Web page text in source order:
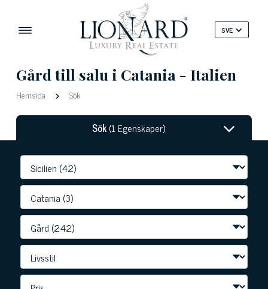
SVE
Gård till salu i Catania - Italien
Hemsida Sök
Sök(1 Egenskaper)